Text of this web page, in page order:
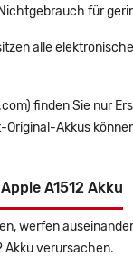
für
alle
finden Sie nur
Akkus
A1512 Akku
werfen
Akku verursachen.